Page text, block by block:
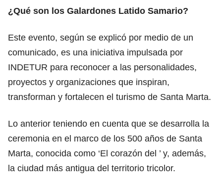
¿Qué son los Galardones Latido Samario?
Este evento, según se explicó por medio de un
comunicado, es una iniciativa impulsada por
INDETUR para reconocer a las personalidades,
proyectos y organizaciones que inspiran,
transforman y fortalecen el turismo de Santa Marta.
Lo anterior teniendo en cuenta que se desarrolla la
ceremonia en el marco de los 500 años de Santa
Marta, conocida como ‘El corazón del ’ y, además,
la ciudad más antigua del territorio tricolor.